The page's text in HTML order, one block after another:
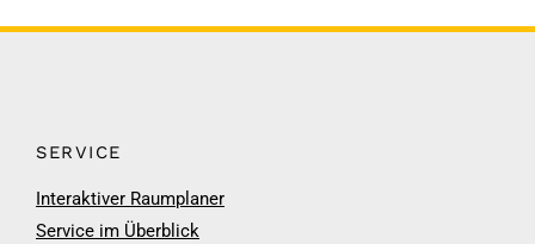
SERVICE
Interaktiver Raumplaner
Service im Überblick